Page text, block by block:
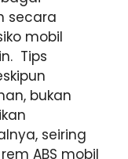
secara
mobil
Tips
bukan
seiring
ABS mobil